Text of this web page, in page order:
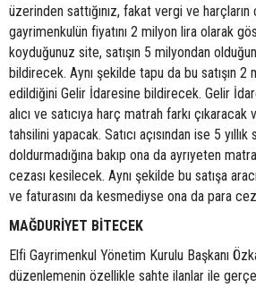
üzerinden sattığınız, fakat vergi ve
gayrimenkulün fiyatını 2 milyon lira olarak
koyduğunuz site, satışın 5 milyondan
bildirecek. Aynı şekilde tapu da bu satışın
edildiğini Gelir İdaresine bildirecek. Gelir
alıcı ve satıcıya harç matrah farkı çıkaracak
tahsilini yapacak. Satıcı açısından ise 5
doldurmadığına bakıp ona da ayrıyeten
cezası kesilecek. Aynı şekilde bu satışa
ve faturasını da kesmediyse ona da para
MAĞDURİYET BİTECEK
Elfi Gayrimenkul Yönetim Kurulu Başkanı
düzenlemenin özellikle sahte ilanlar ile